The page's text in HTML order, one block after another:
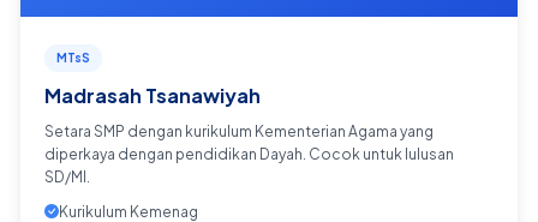
MTsS
Madrasah Tsanawiyah
Setara SMP dengan kurikulum Kementerian Agama yang
diperkaya dengan pendidikan Dayah. Cocok untuk lulusan
SD/MI.
Kurikulum Kemenag